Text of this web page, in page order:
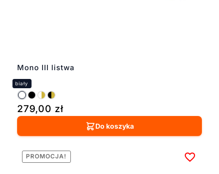
Mono III listwa
279,00 zł
Do koszyka
PROMOCJA!